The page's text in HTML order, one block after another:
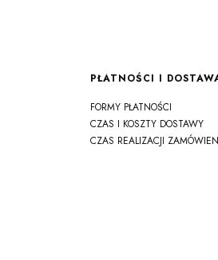
PŁATNOŚCI I
FORMY PŁATNOŚCI
CZAS I KOSZTY DOSTAWY
CZAS REALIZACJI